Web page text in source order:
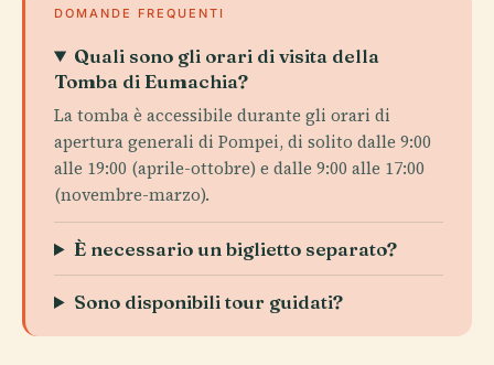
DOMANDE FREQUENTI
Quali sono gli orari di visita della
Tomba di Eumachia?
La tomba è accessibile durante gli orari di
apertura generali di Pompei, di solito dalle 9:00
alle 19:00 (aprile-ottobre) e dalle 9:00 alle 17:00
(novembre-marzo).
È necessario un biglietto separato?
Sono disponibili tour guidati?